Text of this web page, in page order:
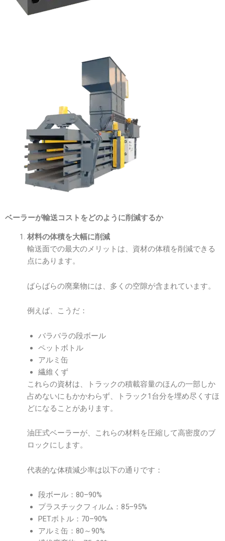
ベーラーが輸送コストをどのように削減するか
材料の体積を大幅に削減
輸送面での最大のメリットは、資材の体積を削減できる
点にあります。
ばらばらの廃棄物には、多くの空隙が含まれています。
例えば、こうだ：
バラバラの段ボール
ペットボトル
アルミ缶
繊維くず
これらの資材は、トラックの積載容量のほんの一部しか
占めないにもかかわらず、トラック1台分を埋め尽くすほ
どになることがあります。
油圧式ベーラーが、これらの材料を圧縮して高密度のブ
ロックにします。
代表的な体積減少率は以下の通りです：
段ボール：80–90%
プラスチックフィルム：85–95%
PETボトル：70–90%
アルミ缶：80～90%